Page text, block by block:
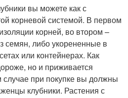
вы можете как с
корневой системой. В первом
корней, во втором –
семян, либо укорененные в
или контейнерах. Как
но и приживается
при покупке вы должны
клубники. Растения с